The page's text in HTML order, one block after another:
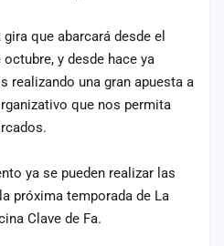
que abarcará desde el
y desde hace ya
realizando una gran apuesta a
que nos permita
ya se pueden realizar las
próxima temporada de La
Clave de Fa.